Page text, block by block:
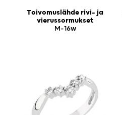
Toivomuslähde rivi- ja
vierussormukset
M-16w